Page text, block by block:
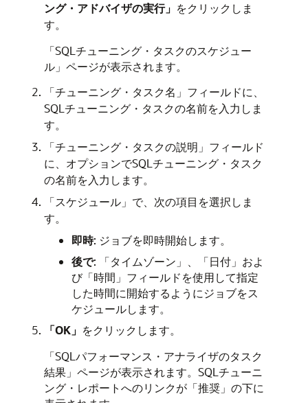
ング・アドバイザの実行」 をクリックしま
す。
「SQLチューニング・タスクのスケジュー
ル」ページが表示されます。
「チューニング・タスク名」フィールドに、
SQLチューニング・タスクの名前を入力しま
す。
「チューニング・タスクの説明」フィールド
に、オプションでSQLチューニング・タスク
の名前を入力します。
「スケジュール」で、次の項目を選択しま
す。
即時: ジョブを即時開始します。
後で: 「タイムゾーン」、「日付」およ
び「時間」フィールドを使用して指定
した時間に開始するようにジョブをス
ケジュールします。
「OK」 をクリックします。
「SQLパフォーマンス・アナライザのタスク
結果」ページが表示されます。SQLチューニ
ング・レポートへのリンクが「推奨」の下に